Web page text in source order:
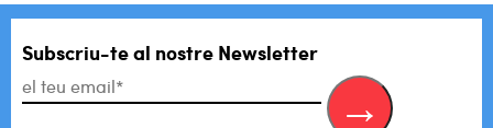
Subscriu-te al nostre Newsletter